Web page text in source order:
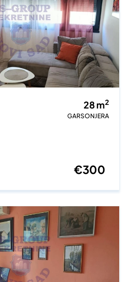
28m2
GARSONJERA
€300